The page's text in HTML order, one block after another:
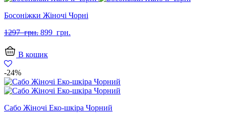
Босоніжки Жіночі Чорні
1297 грн. Оригінальна
грн..
899 грн.
В кошик
-24%
Сабо Жіночі Еко-шкіра Чорний